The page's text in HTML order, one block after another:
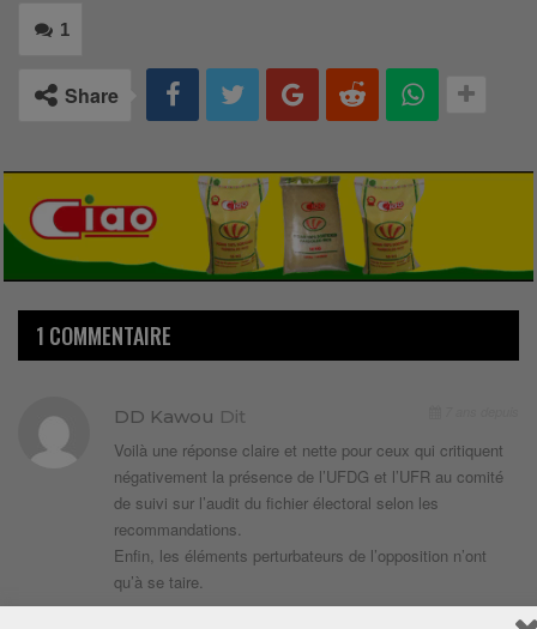
1
Share
1 COMMENTAIRE
DD Kawou Dit
Voilà une réponse claire et nette pour ceux qui critiquent
négativement la présence de l’UFDG et l’UFR au comité
de suivi sur l’audit du fichier électoral selon les
recommandations.
Enfin, les éléments perturbateurs de l’opposition n’ont
qu’à se taire.
Répondre